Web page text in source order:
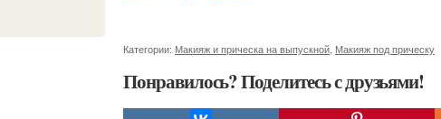
Категории: Макияж и прическа на выпускной Макияж под прическу
Понравилось? Поделитесь с друзьями!